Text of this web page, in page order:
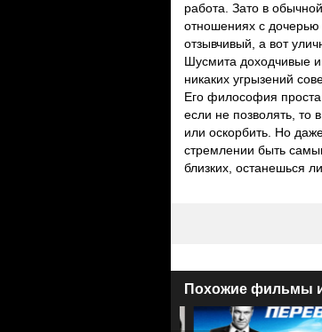
работа. Зато в
отношениях с
отзывчивый, а вот
Шусмита доходчивые
никаких угрызений
Его философия
если не позволять, то
или оскорбить. Но
стремлении быть
близких, останешься
Похожие фильмы